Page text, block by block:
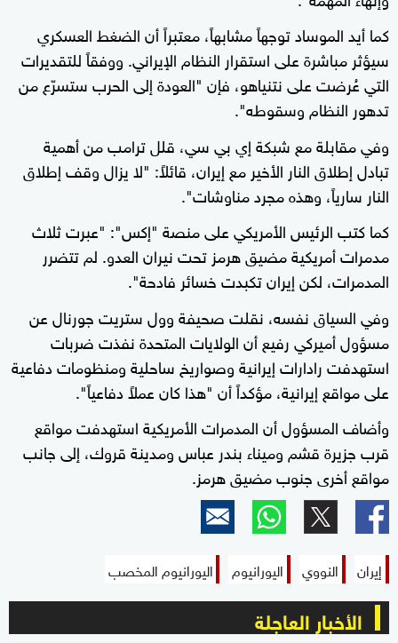
كما أيد الموساد توجهاً مشابهاً، معتبراً أن الضغط العسكري
سيؤثر مباشرة على استقرار النظام الإيراني. ووفقاً للتقديرات
التي عُرضت على نتنياهو، فإن "العودة إلى الحرب ستسرّع من
تدهور النظام وسقوطه".
وفي مقابلة مع شبكة إي بي سي، قلل ترامب من أهمية
تبادل إطلاق النار الأخير مع إيران، قائلاً: "لا يزال وقف إطلاق
النار سارياً، وهذه مجرد مناوشات".
كما كتب الرئيس الأمريكي على منصة "إكس": "عبرت ثلاث
مدمرات أمريكية مضيق هرمز تحت نيران العدو. لم تتضرر
المدمرات، لكن إيران تكبدت خسائر فادحة".
وفي السياق نفسه، نقلت صحيفة وول ستريت جورنال عن
مسؤول أميركي رفيع أن الولايات المتحدة نفذت ضربات
استهدفت رادارات إيرانية وصواريخ ساحلية ومنظومات دفاعية
على مواقع إيرانية، مؤكداً أن "هذا كان عملاً دفاعياً".
وأضاف المسؤول أن المدمرات الأمريكية استهدفت مواقع
قرب جزيرة قشم وميناء بندر عباس ومدينة قروك، إلى جانب
مواقع أخرى جنوب مضيق هرمز.
إيران النووي اليورانيوم اليورانيوم المخصب
الأخبار العاجلة